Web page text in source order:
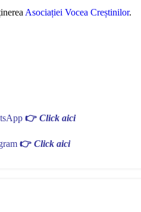
Asociației Vocea Creștinilor.
👉 Click aici
👉 Click aici